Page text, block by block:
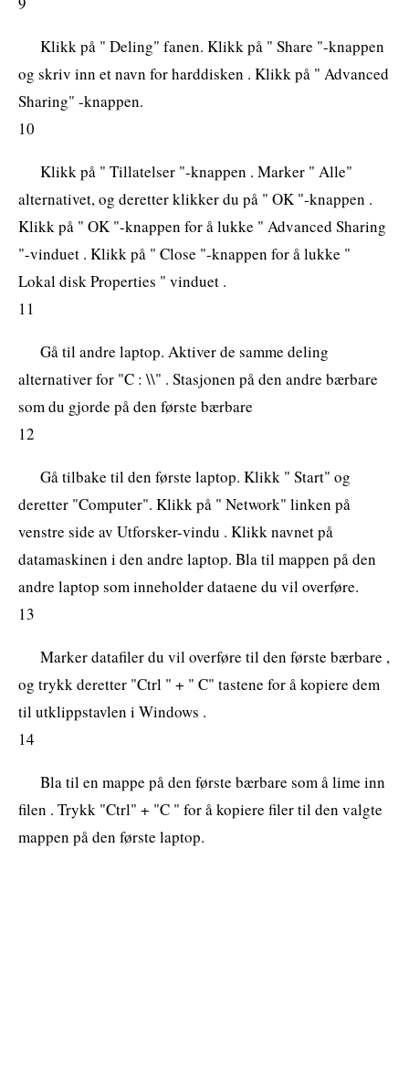
Klikk på " Deling" fanen. Klikk på " Share "-knappen
og skriv inn et navn for harddisken . Klikk på " Advanced
Sharing" -knappen.
10
Klikk på " Tillatelser "-knappen . Marker " Alle"
alternativet, og deretter klikker du på " OK "-knappen .
Klikk på " OK "-knappen for å lukke " Advanced Sharing
"-vinduet . Klikk på " Close "-knappen for å lukke "
Lokal disk Properties " vinduet .
11
Gå til andre laptop. Aktiver de samme deling
alternativer for "C : \\" . Stasjonen på den andre bærbare
som du gjorde på den første bærbare
12
Gå tilbake til den første laptop. Klikk " Start" og
deretter "Computer". Klikk på " Network" linken på
venstre side av Utforsker-vindu . Klikk navnet på
datamaskinen i den andre laptop. Bla til mappen på den
andre laptop som inneholder dataene du vil overføre.
13
Marker datafiler du vil overføre til den første bærbare ,
og trykk deretter "Ctrl " + " C" tastene for å kopiere dem
til utklippstavlen i Windows .
14
Bla til en mappe på den første bærbare som å lime inn
filen . Trykk "Ctrl" + "C " for å kopiere filer til den valgte
mappen på den første laptop.